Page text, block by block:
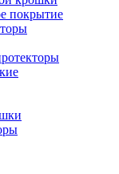
покрытие